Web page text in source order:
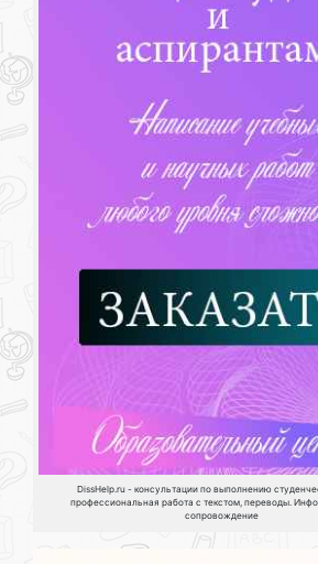
DissHelp.ru - консультации по выполнению
профессиональная работа с текстом, переводы.
сопровождение